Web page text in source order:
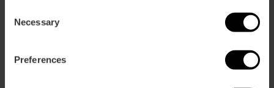
Selection
Necessary
Preferences
Panquemao und mona de